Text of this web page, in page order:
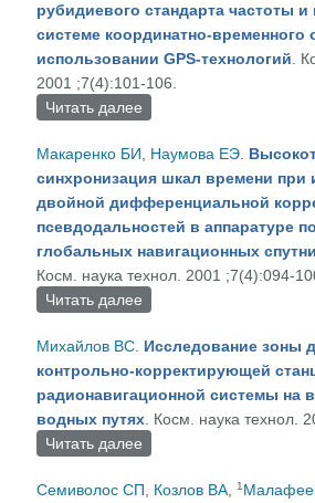
рубидиевого стандарта частоты и
системе координатно-временного
использовании GPS-технологий .
2001 ;7(4):101-106.
Читать далее
обеспечения при
технологий
Макаренко БИ Наумова ЕЭ
синхронизация шкал времени при
двойной дифференциальной
псевдодальностей в аппаратуре
глобальных навигационных
Косм. наука технол. 2001 ;7(4):094-
Читать далее
дифференциальной
псевдодальностей в
глобальных
Михайлов ВС Исследование зоны
контрольно-корректирующей
радионавигационной системы на
водных путях . Косм. наука технол.
Читать далее
системы на
Семиволос СП Козлов ВА ,1